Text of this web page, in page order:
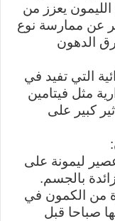
الليمون يعزز من
عن ممارسة نوع
الدهون
التي تفيد في
مثل فيتامين
كبير على
ليمونة على
بالجسم.
من الكمون في
صباحا قبل